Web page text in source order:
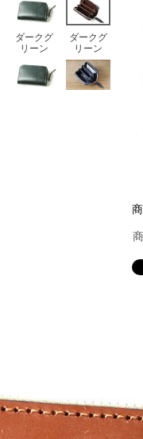
ダークグ
リーン
ダークグ
リーン